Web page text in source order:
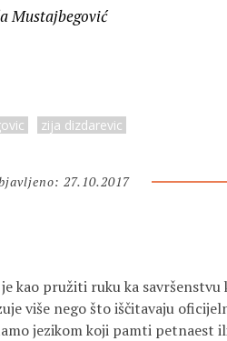
Mustajbegović
zija dizdarevic
27.10.2017
kao pružiti ruku ka savršenstvu
više nego što iščitavaju
jezikom koji pamti petnaest